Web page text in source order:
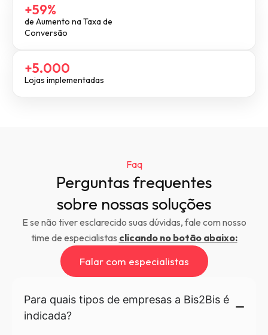
+59%
de Aumento na Taxa de
Conversão
+5.000
Lojas implementadas
Faq
Perguntas frequentes
sobre nossas soluções
E se não tiver esclarecido suas dúvidas, fale com nosso
time de especialistas clicando no botão abaixo:
Falar com especialistas
Para quais tipos de empresas a Bis2Bis é
indicada?